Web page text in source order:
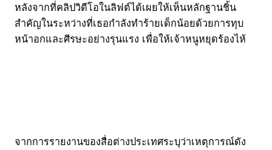
หลังจากที่คลิปวิดีโอในลิฟต์ได้เผยให้เห็นหลักฐานชิ้น
สำคัญในระหว่างที่เธอกำลังทำร้ายเด็กน้อยด้วยการทุบ
หน้าอกและศีรษะอย่างรุนแรง เพื่อให้เจ้าหนูหยุดร้องไห้
จากการรายงานของสื่อต่างประเทศระบุว่าเหตุการณ์ดัง